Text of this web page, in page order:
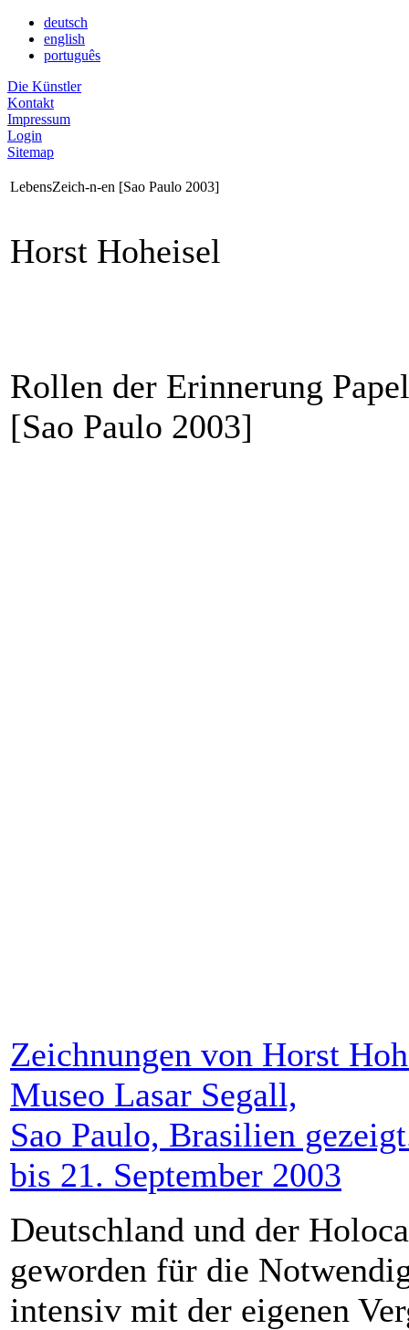
deutsch
english
português
Die Künstler
Kontakt
Impressum
Login
Sitemap
LebensZeich-n-en [Sao Paulo 2003]
Horst Hoheisel
Rollen der Erinnerung
[Sao Paulo 2003]
Zeichnungen von Horst
Museo Lasar Segall,
Sao Paulo, Brasilien
bis 21. September 2003
Deutschland und der
geworden für die
intensiv mit der eigenen